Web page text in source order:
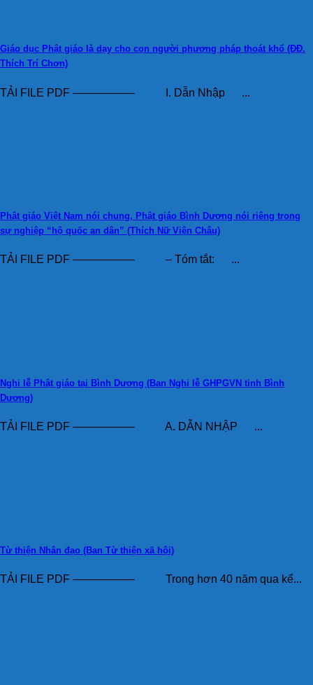
Giáo dục Phật giáo là dạy cho con người phương pháp thoát khổ (ĐĐ.
Thích Trí Chơn)
TẢI FILE PDF —————– I. Dẫn Nhập ...
Phật giáo Việt Nam nói chung, Phật giáo Bình Dương nói riêng trong
sự nghiệp “hộ quốc an dân” (Thích Nữ Viên Châu)
TẢI FILE PDF —————– – Tóm tắt: ...
Nghi lễ Phật giáo tại Bình Dương (Ban Nghi lễ GHPGVN tỉnh Bình
Dương)
TẢI FILE PDF —————– A. DẪN NHẬP ...
Từ thiện Nhân đạo (Ban Từ thiện xã hội)
TẢI FILE PDF —————– Trong hơn 40 năm qua kể...